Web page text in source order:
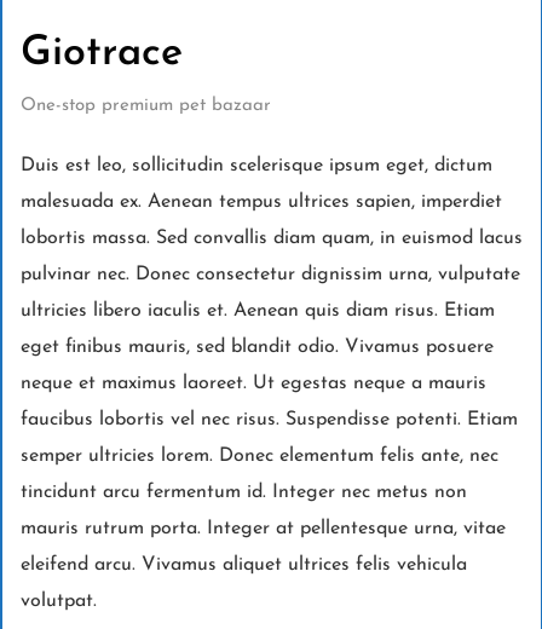
Giotrace
One-stop premium pet bazaar
Duis est leo, sollicitudin scelerisque ipsum eget, dictum
malesuada ex. Aenean tempus ultrices sapien, imperdiet
lobortis massa. Sed convallis diam quam, in euismod lacus
pulvinar nec. Donec consectetur dignissim urna, vulputate
ultricies libero iaculis et. Aenean quis diam risus. Etiam
eget finibus mauris, sed blandit odio. Vivamus posuere
neque et maximus laoreet. Ut egestas neque a mauris
faucibus lobortis vel nec risus. Suspendisse potenti. Etiam
semper ultricies lorem. Donec elementum felis ante, nec
tincidunt arcu fermentum id. Integer nec metus non
mauris rutrum porta. Integer at pellentesque urna, vitae
eleifend arcu. Vivamus aliquet ultrices felis vehicula
volutpat.